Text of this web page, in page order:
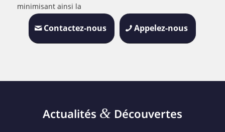
minimisant ainsi la
Contactez-nous Appelez-nous
Actualités &Découvertes